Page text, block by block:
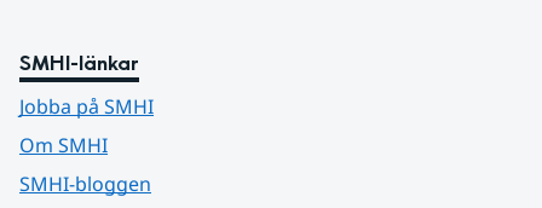
SMHI-länkar
Jobba på SMHI
Om SMHI
SMHI-bloggen